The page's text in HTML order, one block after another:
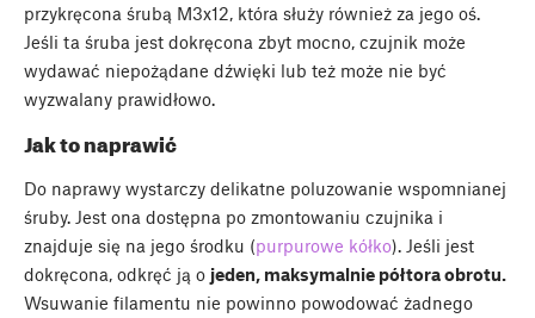
przykręcona śrubą M3x12, która służy również za jego oś.
Jeśli ta śruba jest dokręcona zbyt mocno, czujnik może
wydawać niepożądane dźwięki lub też może nie być
wyzwalany prawidłowo.
Jak to naprawić
Do naprawy wystarczy delikatne poluzowanie wspomnianej
śruby. Jest ona dostępna po zmontowaniu czujnika i
znajduje się na jego środku (purpurowe kółko). Jeśli jest
dokręcona, odkręć ją o jeden, maksymalnie półtora obrotu.
Wsuwanie filamentu nie powinno powodować żadnego